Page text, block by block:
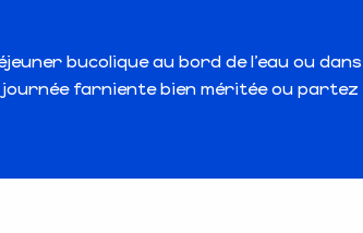
bucolique au bord de l’eau ou
farniente bien méritée ou partez